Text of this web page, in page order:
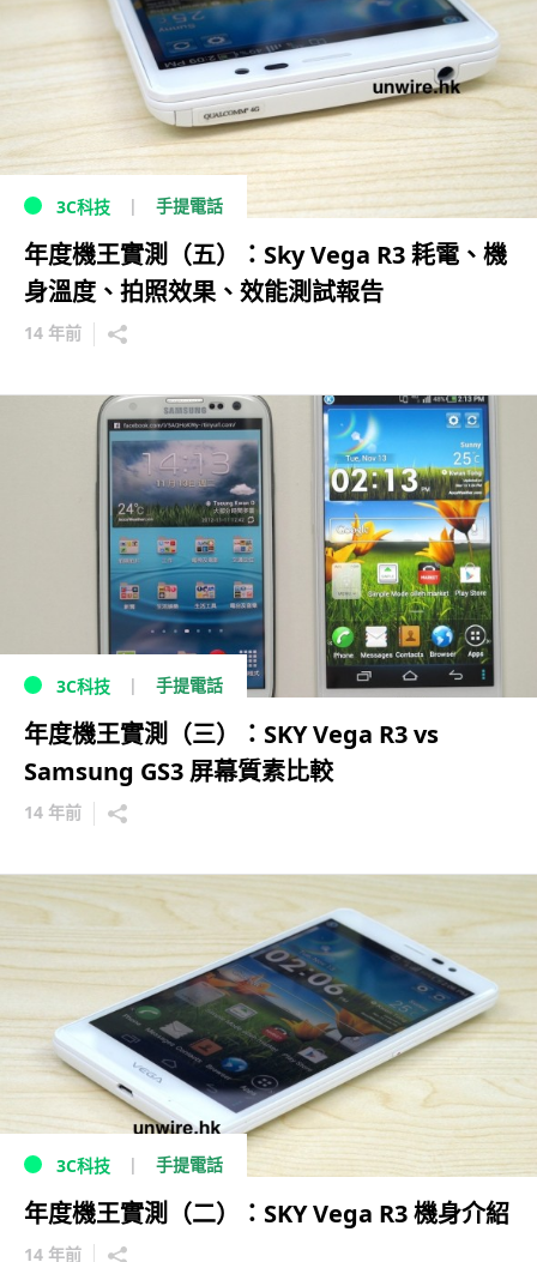
3C科技 手提電話
年度機王實測（五）：Sky Vega R3 耗電、機
身溫度、拍照效果、效能測試報告
14 年前
3C科技 手提電話
年度機王實測（三）：SKY Vega R3 vs
Samsung GS3 屏幕質素比較
14 年前
3C科技 手提電話
年度機王實測（二）：SKY Vega R3 機身介紹
14 年前